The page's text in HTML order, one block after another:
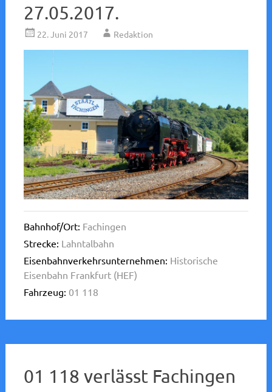
27.05.2017.
22. Juni 2017 Redaktion
Bahnhof/Ort: Fachingen
Strecke: Lahntalbahn
Eisenbahnverkehrsunternehmen: Historische
Eisenbahn Frankfurt (HEF)
Fahrzeug: 01 118
01 118 verlässt Fachingen